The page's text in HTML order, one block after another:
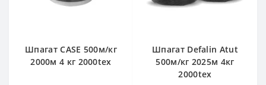
Шпагат CASE 500м/кг
2000м 4 кг 2000tex
Шпагат Defalin Atut
500м/кг 2025м 4кг
2000tex